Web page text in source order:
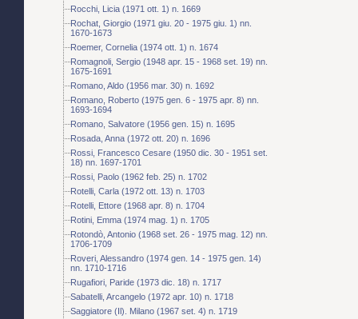
Rocchi, Licia (1971 ott. 1) n. 1669
Rochat, Giorgio (1971 giu. 20 - 1975 giu. 1) nn.
1670-1673
Roemer, Cornelia (1974 ott. 1) n. 1674
Romagnoli, Sergio (1948 apr. 15 - 1968 set. 19) nn.
1675-1691
Romano, Aldo (1956 mar. 30) n. 1692
Romano, Roberto (1975 gen. 6 - 1975 apr. 8) nn.
1693-1694
Romano, Salvatore (1956 gen. 15) n. 1695
Rosada, Anna (1972 ott. 20) n. 1696
Rossi, Francesco Cesare (1950 dic. 30 - 1951 set.
18) nn. 1697-1701
Rossi, Paolo (1962 feb. 25) n. 1702
Rotelli, Carla (1972 ott. 13) n. 1703
Rotelli, Ettore (1968 apr. 8) n. 1704
Rotini, Emma (1974 mag. 1) n. 1705
Rotondò, Antonio (1968 set. 26 - 1975 mag. 12) nn.
1706-1709
Roveri, Alessandro (1974 gen. 14 - 1975 gen. 14)
nn. 1710-1716
Rugafiori, Paride (1973 dic. 18) n. 1717
Sabatelli, Arcangelo (1972 apr. 10) n. 1718
Saggiatore (Il). Milano (1967 set. 4) n. 1719